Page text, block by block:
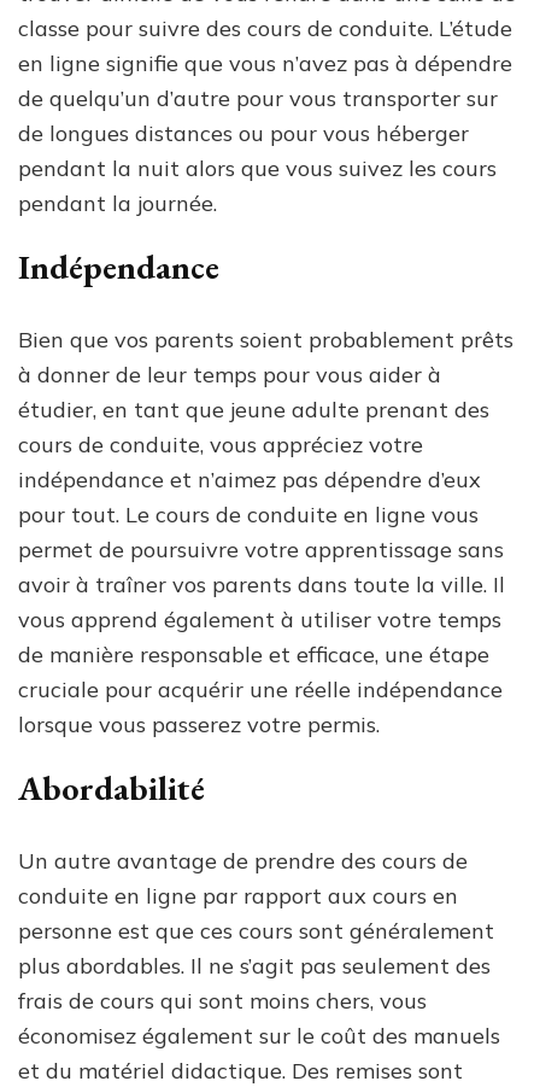
classe pour suivre des cours de conduite. L’étude
en ligne signifie que vous n’avez pas à dépendre
de quelqu’un d’autre pour vous transporter sur
de longues distances ou pour vous héberger
pendant la nuit alors que vous suivez les cours
pendant la journée.
Indépendance
Bien que vos parents soient probablement prêts
à donner de leur temps pour vous aider à
étudier, en tant que jeune adulte prenant des
cours de conduite, vous appréciez votre
indépendance et n’aimez pas dépendre d’eux
pour tout. Le cours de conduite en ligne vous
permet de poursuivre votre apprentissage sans
avoir à traîner vos parents dans toute la ville. Il
vous apprend également à utiliser votre temps
de manière responsable et efficace, une étape
cruciale pour acquérir une réelle indépendance
lorsque vous passerez votre permis.
Abordabilité
Un autre avantage de prendre des cours de
conduite en ligne par rapport aux cours en
personne est que ces cours sont généralement
plus abordables. Il ne s’agit pas seulement des
frais de cours qui sont moins chers, vous
économisez également sur le coût des manuels
et du matériel didactique. Des remises sont